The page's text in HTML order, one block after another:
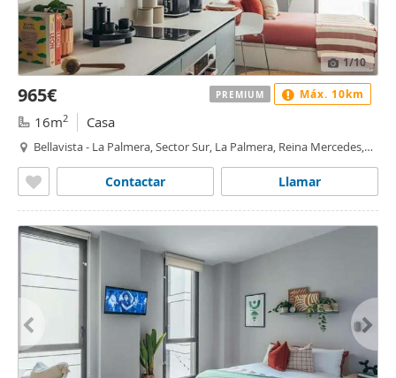
1/10
965€
16m2 Casa
Bellavista - La Palmera, Sector Sur, La Palmera, Reina Mercedes,
Llamar
Contactar
PREMIUM Máx. 10km